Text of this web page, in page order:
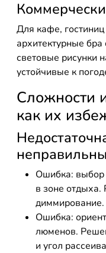
Для кафе,
архитектурные
световые рисунки
устойчивые к
Сложности
как их
Ошибка: выбор
в зоне
диммирование.
Ошибка:
люменов.
и угол